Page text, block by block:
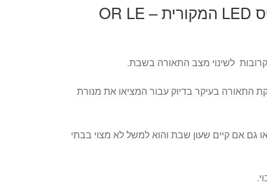
מנורה לשבת קליפס LED המקורית – OR LE
לשינוי מצב התאורה בשבת.
התאורה בעיקר בדיוק עבור המציאו את מנורת
גם אם קיים שעון שבת והוא למשל לא מצוי בבתי